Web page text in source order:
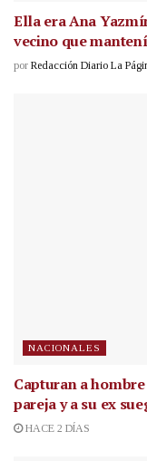
Ella era Ana
vecino que
por Redacción Diario La
NACIONALES
Capturan a
pareja y a su ex
HACE 2 DÍAS